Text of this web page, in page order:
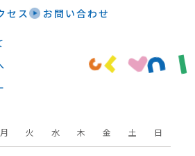
セス お問い合わせ
月 火 水 木 金 土 日